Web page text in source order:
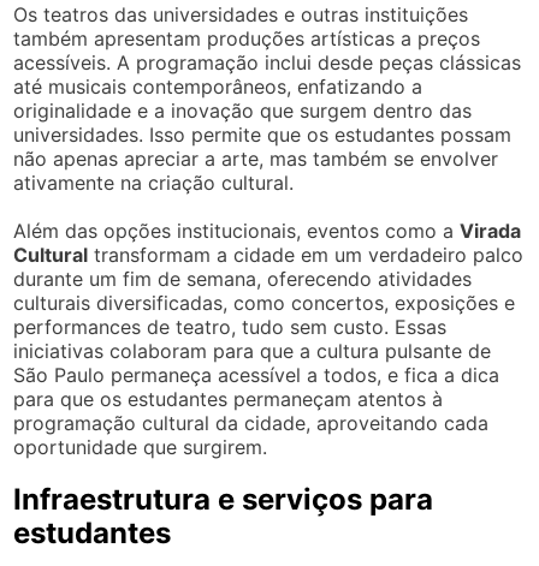
Os teatros das universidades e outras instituições
também apresentam produções artísticas a preços
acessíveis. A programação inclui desde peças clássicas
até musicais contemporâneos, enfatizando a
originalidade e a inovação que surgem dentro das
universidades. Isso permite que os estudantes possam
não apenas apreciar a arte, mas também se envolver
ativamente na criação cultural.
Além das opções institucionais, eventos como aVirada
Cultural transformam a cidade em um verdadeiro palco
durante um fim de semana, oferecendo atividades
culturais diversificadas, como concertos, exposições e
performances de teatro, tudo sem custo. Essas
iniciativas colaboram para que a cultura pulsante de
São Paulo permaneça acessível a todos, e fica a dica
para que os estudantes permaneçam atentos à
programação cultural da cidade, aproveitando cada
oportunidade que surgirem.
Infraestrutura e serviços para
estudantes